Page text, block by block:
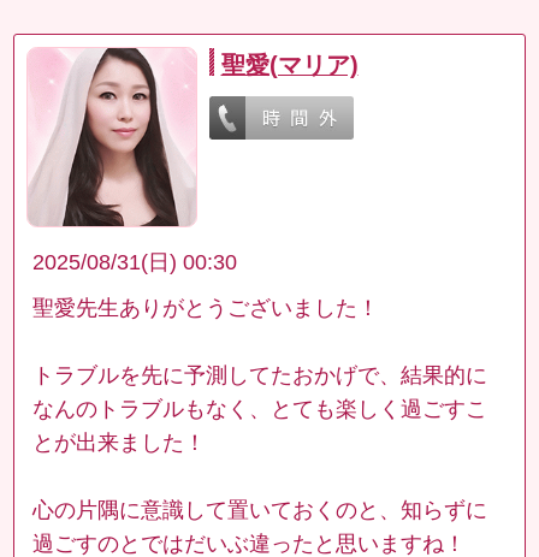
聖愛(マリア)
2025/08/31(日) 00:30
聖愛先生ありがとうございました！
トラブルを先に予測してたおかげで、結果的に
なんのトラブルもなく、とても楽しく過ごすこ
とが出来ました！
心の片隅に意識して置いておくのと、知らずに
過ごすのとではだいぶ違ったと思いますね！